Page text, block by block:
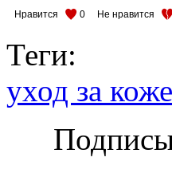
Нравится 0 Не нравится
Теги:
уход за